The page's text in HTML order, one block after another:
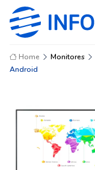
Home Monitores
Android